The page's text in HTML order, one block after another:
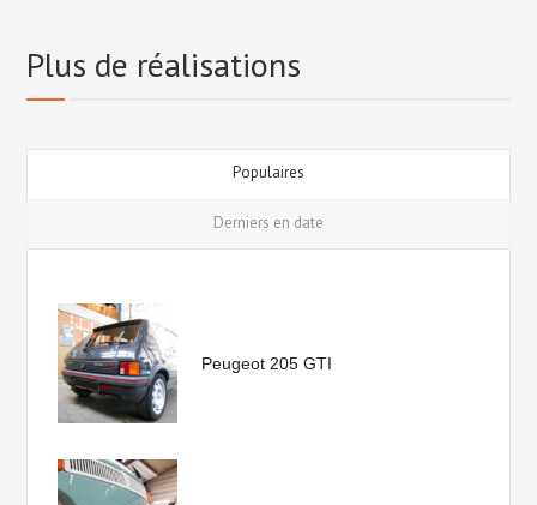
Plus de réalisations
Populaires
Derniers en date
Peugeot 205 GTI